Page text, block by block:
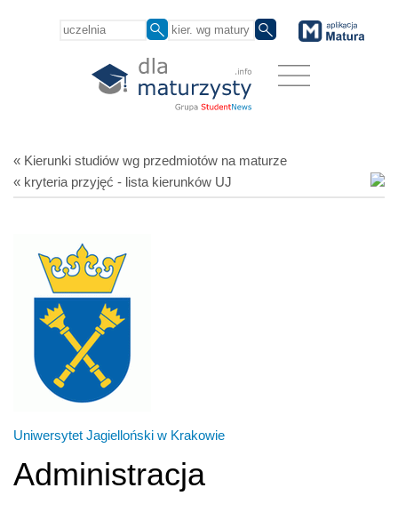
« Kierunki studiów wg przedmiotów na maturze
« kryteria przyjęć - lista kierunków UJ
Uniwersytet Jagielloński w Krakowie
Administracja